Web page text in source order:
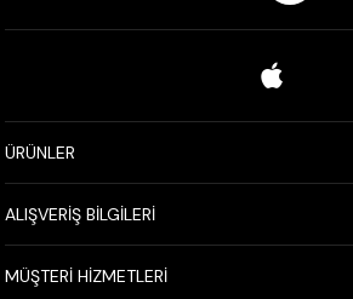
ÜRÜNLER
ALIŞVERİŞ BİLGİLERİ
MÜŞTERİ HİZMETLERİ